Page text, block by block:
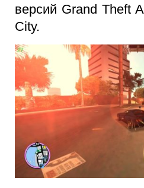
версий Grand Theft
City.